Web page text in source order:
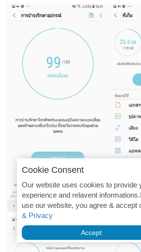
Cookie Consent
Our website uses cookies to provide
experience and relavent
use our website, you agree & accept
& Privacy
Accept